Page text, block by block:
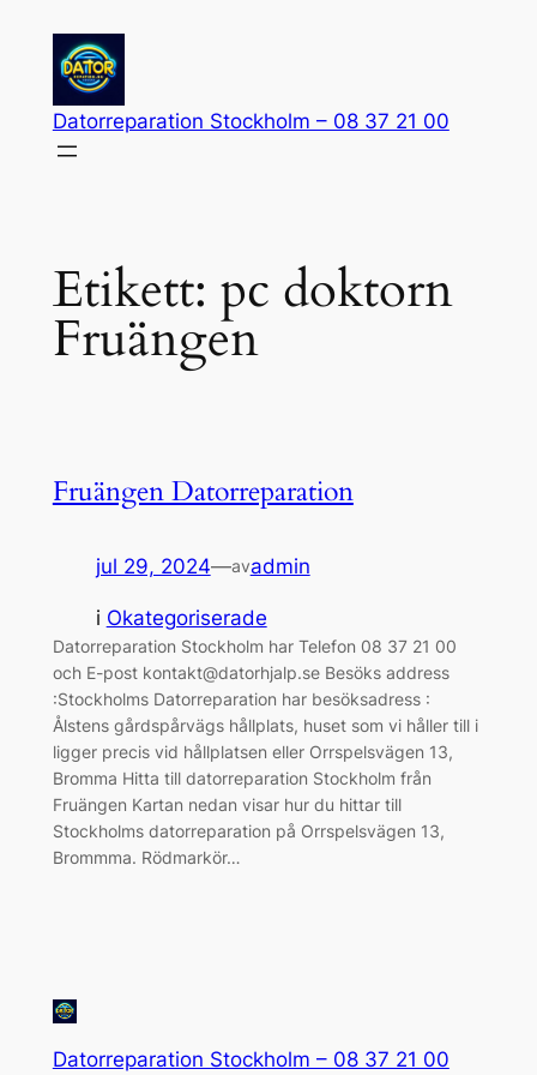
innehåll
Datorreparation Stockholm – 08 37 21 00
Etikett: pc doktorn
Fruängen
Fruängen Datorreparation
jul 29, 2024—avadmin
i Okategoriserade
Datorreparation Stockholm har Telefon 08 37 21 00
och E-post kontakt@datorhjalp.se Besöks address
:Stockholms Datorreparation har besöksadress :
Ålstens gårdspårvägs hållplats, huset som vi håller till i
ligger precis vid hållplatsen eller Orrspelsvägen 13,
Bromma Hitta till datorreparation Stockholm från
Fruängen Kartan nedan visar hur du hittar till
Stockholms datorreparation på Orrspelsvägen 13,
Brommma. Rödmarkör…
Datorreparation Stockholm – 08 37 21 00